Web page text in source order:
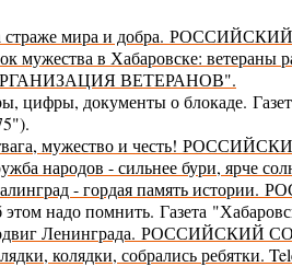
мира и добра.
мужества в Хабаровске: ветераны
ВЕТЕРАНОВ".
цифры, документы о блокаде.
мужество и честь!
народов - сильнее бури, ярче
- гордая память истории.
надо помнить. Газета
Ленинграда. РОССИЙСКИЙ
колядки, собрались ребятки.